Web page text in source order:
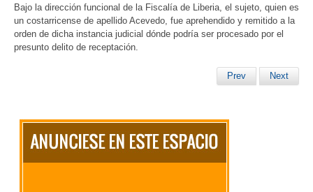
Bajo la dirección funcional de la Fiscalía de Liberia, el sujeto, quien es
un costarricense de apellido Acevedo, fue aprehendido y remitido a la
orden de dicha instancia judicial dónde podría ser procesado por el
presunto delito de receptación.
Prev Next